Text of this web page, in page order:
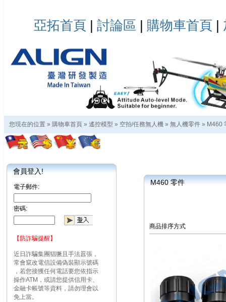
亞拓首頁 | 討論區 | 購物車首頁 |
您現在的位置 » 購物車首頁 » 遙控模型 » 空拍/任務無人機 » 無人機零件 » M460
會員登入!
電子郵件:
密碼:
【防詐騙提醒】
近日詐騙集團猖獗且手法囂張，
常會竄改電信設備偽裝顯示號碼
，若您接獲任何電話要您依指示
操作ATM，或請您提供信用卡、
金融卡帳號等資料，請勿理會以
免上當。
M460 零件
商品排序方式